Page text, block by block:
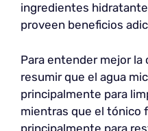
ingredientes
proveen beneficios
Para entender mejor la
resumir que el agua
principalmente para
mientras que el tónico
principalmente para